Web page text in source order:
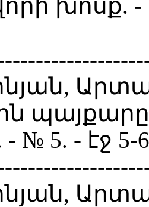
խոսք. -
- № 5. - էջ 5-